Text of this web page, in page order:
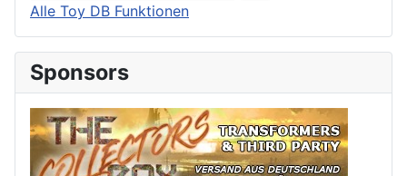
Alle Toy DB Funktionen
Sponsors